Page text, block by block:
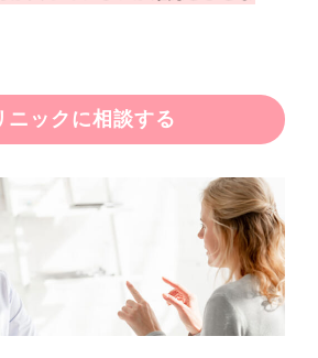
ニックに相談する